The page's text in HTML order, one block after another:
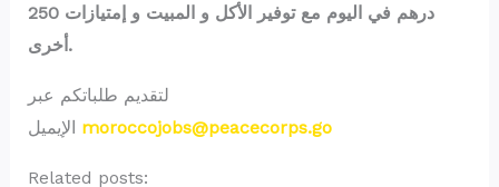
250 درهم في اليوم مع توفير الأكل و المبيت و إمتيازات
أخرى.
لتقديم طلباتكم عبر
moroccojobs@peacecorps.go
Related posts: